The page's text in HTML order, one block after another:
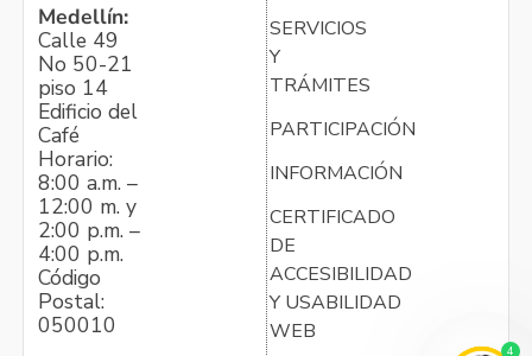
Medellín:
Calle 49
No 50-21
piso 14
Edificio del
Café
Horario:
8:00 a.m. –
12:00 m. y
2:00 p.m. –
4:00 p.m.
Código
Postal:
050010
SERVICIOS
Y
TRÁMITES
PARTICIPACIÓN
INFORMACIÓN
CERTIFICADO
DE
ACCESIBILIDAD
Y USABILIDAD
WEB
4